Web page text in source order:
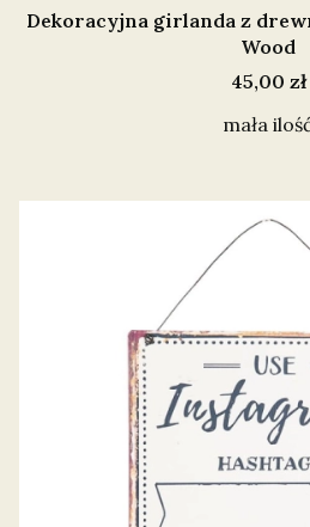
Dekoracyjna girlanda z
Wood
Cena
45,00 zł
mała